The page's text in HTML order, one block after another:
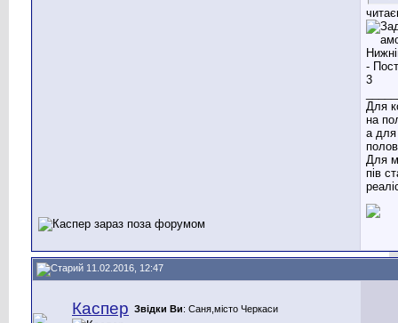
Для
на
а для
Для
пів
11.02.2016, 12:47
Каспер Звідки Ви: Саня,місто Черкаси